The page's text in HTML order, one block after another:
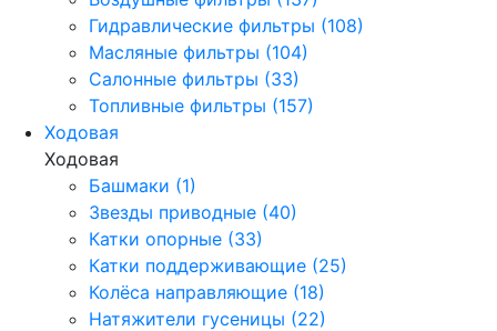
Гидравлические фильтры (108)
Масляные фильтры (104)
Салонные фильтры (33)
Топливные фильтры (157)
Ходовая
Ходовая
Башмаки (1)
Звезды приводные (40)
Катки опорные (33)
Катки поддерживающие (25)
Колёса направляющие (18)
Натяжители гусеницы (22)